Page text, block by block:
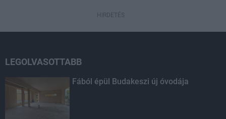
HIRDETÉS
LEGOLVASOTTABB
Fából épül Budakeszi új óvodája